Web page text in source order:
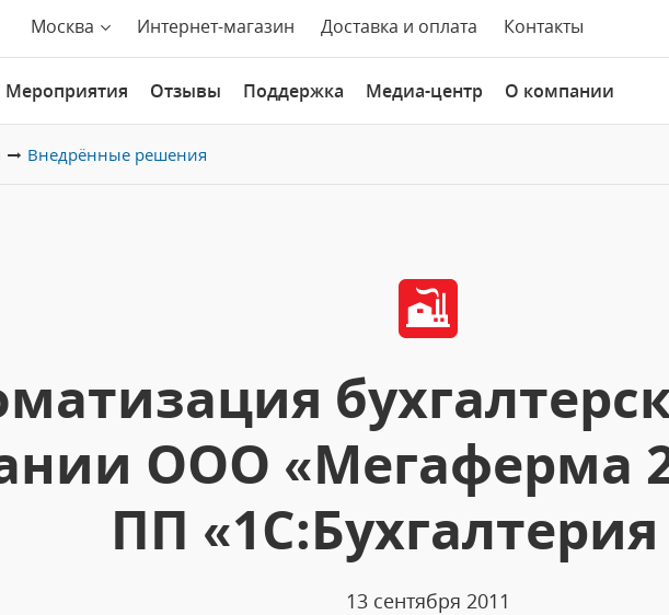
Москва Интернет-магазин Доставка и оплата Контакты
Мероприятия Отзывы Поддержка Медиа-центр О компании
Внедрённые решения
ООО «Мегаферма
ПП «1С:Бухгалтерия
13 сентября 2011